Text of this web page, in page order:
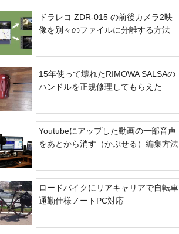
ドラレコ ZDR-015 の前後カメラ2映
像を別々のファイルに分離する方法
15年使って壊れたRIMOWA SALSAの
ハンドルを正規修理してもらえた
Youtubeにアップした動画の一部音声
をあとから消す（かぶせる）編集方法
ロードバイクにリアキャリアで自転車
通勤仕様ノートPC対応